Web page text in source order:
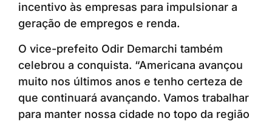
incentivo às empresas para impulsionar a
geração de empregos e renda.
O vice-prefeito Odir Demarchi também
celebrou a conquista. “Americana avançou
muito nos últimos anos e tenho certeza de
que continuará avançando. Vamos trabalhar
para manter nossa cidade no topo da região